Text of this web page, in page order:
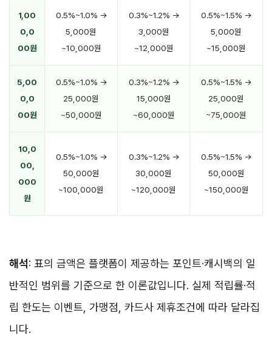
1,00
0,0
00원
0.5%~1.0% →
5,000원
~10,000원
0.3%~1.2% →
3,000원
~12,000원
0.5%~1.5% →
5,000원
~15,000원
5,00
0,0
00원
0.5%~1.0% →
25,000원
~50,000원
0.3%~1.2% →
15,000원
~60,000원
0.5%~1.5% →
25,000원
~75,000원
10,0
00,
000
원
0.5%~1.0% →
50,000원
~100,000원
0.3%~1.2% →
30,000원
~120,000원
0.5%~1.5% →
50,000원
~150,000원
해석: 표의 금액은 플랫폼이 제공하는 포인트·캐시백의 일
반적인 범위를 기준으로 한 이론값입니다. 실제 적립률·적
립 한도는 이벤트, 가맹점, 카드사 제휴조건에 따라 달라집
니다.